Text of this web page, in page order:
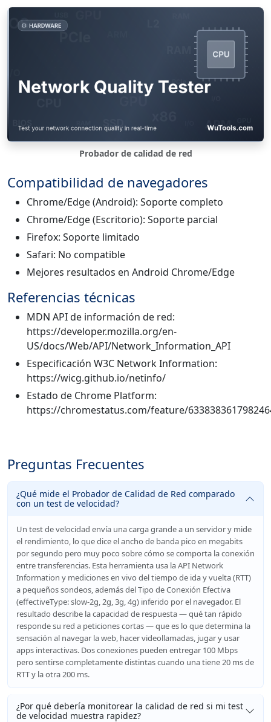
Probador de calidad de red
Compatibilidad de navegadores
Chrome/Edge (Android): Soporte completo
Chrome/Edge (Escritorio): Soporte parcial
Firefox: Soporte limitado
Safari: No compatible
Mejores resultados en Android Chrome/Edge
Referencias técnicas
MDN API de información de red:
https://developer.mozilla.org/en-
US/docs/Web/API/Network_Information_API
Especificación W3C Network Information:
https://wicg.github.io/netinfo/
Estado de Chrome Platform:
https://chromestatus.com/feature/
Preguntas Frecuentes
¿Qué mide el Probador de Calidad de Red comparado
con un test de velocidad?
Un test de velocidad envía una carga grande a un servidor y mide
el rendimiento, lo que dice el ancho de banda pico en megabits
por segundo pero muy poco sobre cómo se comporta la conexión
entre transferencias. Esta herramienta usa la API Network
Information y mediciones en vivo del tiempo de ida y vuelta (RTT)
a pequeños sondeos, además del Tipo de Conexión Efectiva
(effectiveType: slow-2g, 2g, 3g, 4g) inferido por el navegador. El
resultado describe la capacidad de respuesta — qué tan rápido
responde su red a peticiones cortas — que es lo que determina la
sensación al navegar la web, hacer videollamadas, jugar y usar
apps interactivas. Dos conexiones pueden entregar 100 Mbps
pero sentirse completamente distintas cuando una tiene 20 ms de
RTT y la otra 200 ms.
¿Por qué debería monitorear la calidad de red si mi test
de velocidad muestra rapidez?